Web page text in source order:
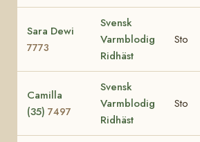
Sara Dewi
7773
Svensk
Varmblodig
Ridhäst
Sto
Camilla
(35) 7497
Svensk
Varmblodig
Ridhäst
Sto